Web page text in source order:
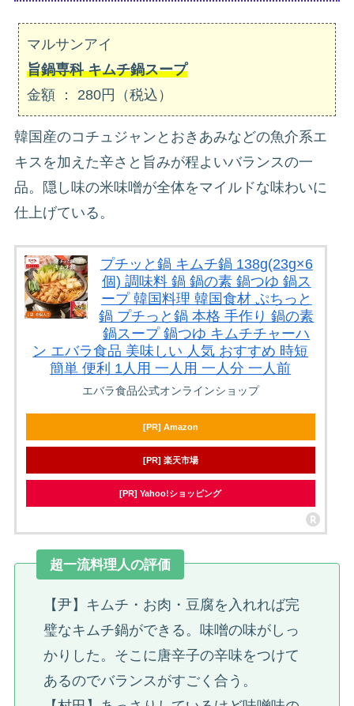
マルサンアイ
旨鍋専科 キムチ鍋スープ
金額 ： 280円（税込）
韓国産のコチュジャンとおきあみなどの魚介系エ
キスを加えた辛さと旨みが程よいバランスの一
品。隠し味の米味噌が全体をマイルドな味わいに
仕上げている。
プチッと鍋 キムチ鍋 138g(23g×6
個) 調味料 鍋 鍋の素 鍋つゆ 鍋ス
ープ 韓国料理 韓国食材 ぷちっと
鍋 プチっと鍋 本格 手作り 鍋の素
鍋スープ 鍋つゆ キムチチャーハ
ン エバラ食品 美味しい 人気 おすすめ 時短
簡単 便利 1人用 一人用 一人分 一人前
エバラ食品公式オンラインショップ
[PR] Amazon
[PR] 楽天市場
[PR] Yahoo!ショッピング
超一流料理人の評価
【尹】キムチ・お肉・豆腐を入れれば完
璧なキムチ鍋ができる。味噌の味がしっ
かりした。そこに唐辛子の辛味をつけて
あるのでバランスがすごく合う。